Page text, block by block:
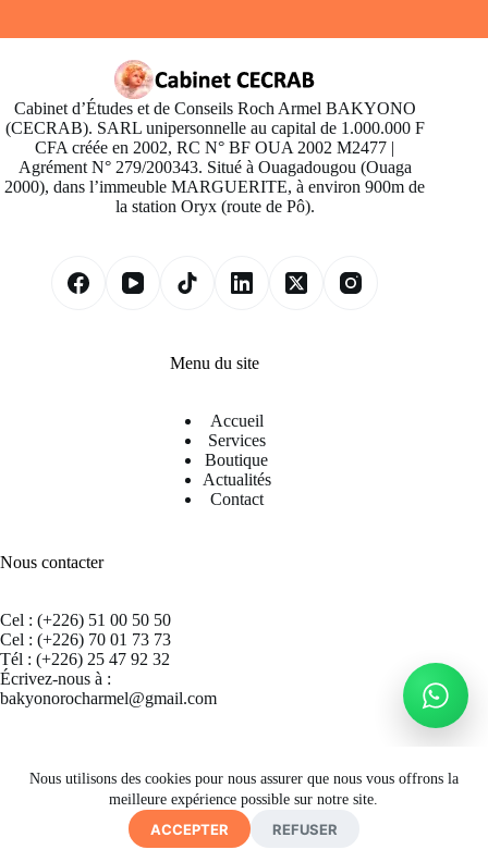
Nous utilisons des cookies pour nous assurer que nous vous offrons la
meilleure expérience possible sur notre site.
ACCEPTER REFUSER
Cabinet d’Études et de Conseils Roch Armel BAKYONO
(CECRAB). SARL unipersonnelle au capital de 1.000.000 F
CFA créée en 2002, RC N° BF OUA 2002 M2477 |
Agrément N° 279/200343. Situé à Ouagadougou (Ouaga
2000), dans l’immeuble MARGUERITE, à environ 900m de
la station Oryx (route de Pô).
Menu du site
Accueil
Services
Boutique
Actualités
Contact
Nous contacter
Cel : (+226) 51 00 50 50
Cel : (+226) 70 01 73 73
Tél : (+226) 25 47 92 32
Écrivez-nous à :
bakyonorocharmel@gmail.com
Copyright © 2026 CECRAB - Site byA. K. SIMPORE